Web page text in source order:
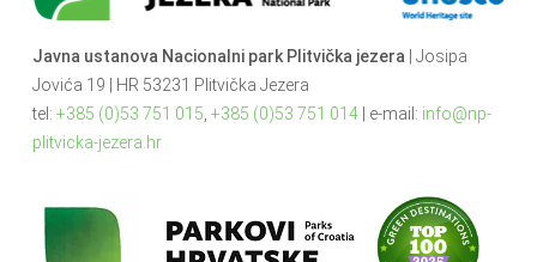
Javna ustanova Nacionalni park Plitvička jezera | Josipa
Jovića 19 | HR 53231 Plitvička Jezera
tel: +385 (0)53 751 015 +385 (0)53 751 014| e-mail: info@np-
plitvicka-jezera.hr